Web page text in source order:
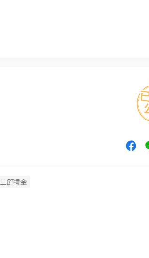
三節禮金